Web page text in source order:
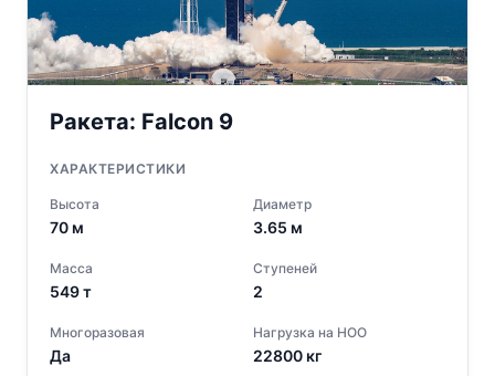
Ракета: Falcon 9
ХАРАКТЕРИСТИКИ
Высота
70 м
Диаметр
3.65 м
Масса
549т
Ступеней
2
Многоразовая
Да
Нагрузка на НОО
22800 кг